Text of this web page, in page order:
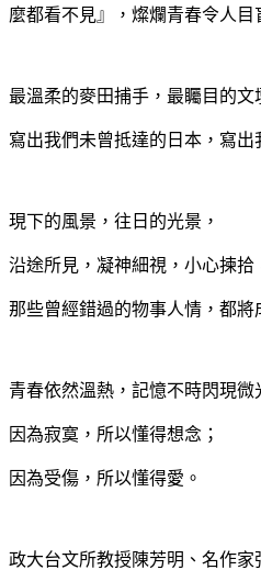
麼都看不見』，燦爛青春令人
最溫柔的麥田捕手，最矚目的
寫出我們未曾抵達的日本，寫出
現下的風景，往日的光景，
沿途所見，凝神細視，小心揀拾
那些曾經錯過的物事人情，都
青春依然溫熱，記憶不時閃現
因為寂寞，所以懂得想念；
因為受傷，所以懂得愛。
政大台文所教授陳芳明、名作